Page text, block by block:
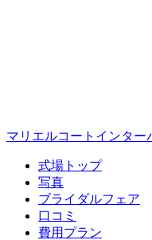
マリエルコートインター
式場トップ
写真
ブライダルフェア
口コミ
費用プラン